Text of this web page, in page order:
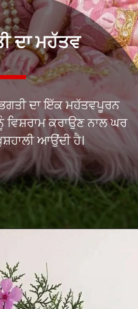
ਦਾ ਇੱਕ ਮਹੱਤਵਪੂਰਨ
ਵਿਸ਼ਰਾਮ ਕਰਾਉਣ ਨਾਲ ਘਰ
ਦਾ ਮਹੱਤਵ